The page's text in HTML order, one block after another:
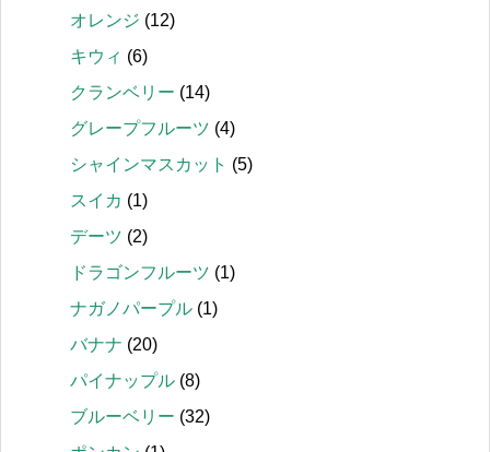
オレンジ (12)
キウィ (6)
クランベリー (14)
グレープフルーツ (4)
シャインマスカット (5)
スイカ (1)
デーツ (2)
ドラゴンフルーツ (1)
ナガノパープル (1)
バナナ (20)
パイナップル (8)
ブルーベリー (32)